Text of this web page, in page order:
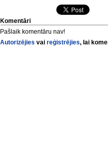
Komentāri
Pašlaik komentāru nav!
Autorizējies vaireģistrējies, lai